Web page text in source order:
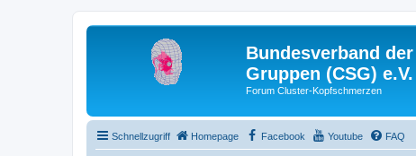
Bundesverband
Gruppen (CSG) e.V.
Forum Cluster-Kopfschmerzen
Schnellzugriff Homepage Facebook Youtube FAQ